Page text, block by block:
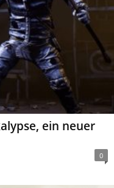
ein neuer
0